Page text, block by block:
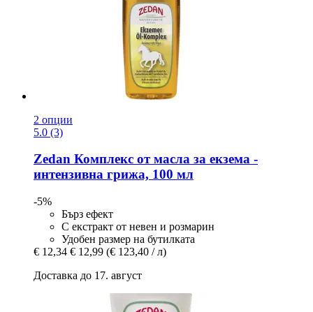
2 опции
5.0 (3)
Zedan Комплекс от масла за екзема -​
интензивна грижа, 100 мл
-5%
Бърз ефект
С екстракт от невен и розмарин
Удобен размер на бутилката
€ 12,34 € 12,99 (€ 123,40 / л)
Доставка до 17. август